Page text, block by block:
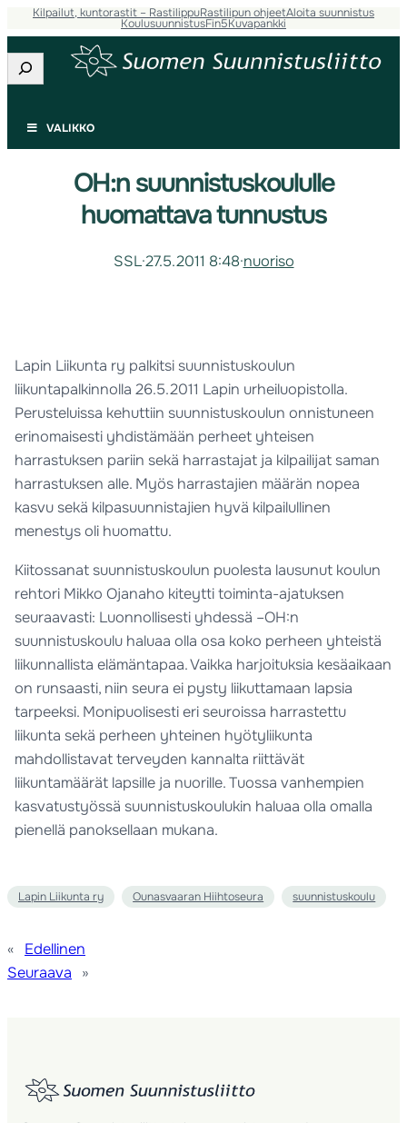
Kilpailut, kuntorastit – RastilippuRastilipun ohjeetAloita suunnistus
KoulusuunnistusFin5Kuvapankki
Etsi
VALIKKO
OH:n suunnistuskoululle
huomattava tunnustus
SSL·27.5.2011 8:48·nuoriso
Lapin Liikunta ry palkitsi suunnistuskoulun
liikuntapalkinnolla 26.5.2011 Lapin urheiluopistolla.
Perusteluissa kehuttiin suunnistuskoulun onnistuneen
erinomaisesti yhdistämään perheet yhteisen
harrastuksen pariin sekä harrastajat ja kilpailijat saman
harrastuksen alle. Myös harrastajien määrän nopea
kasvu sekä kilpasuunnistajien hyvä kilpailullinen
menestys oli huomattu.
Kiitossanat suunnistuskoulun puolesta lausunut koulun
rehtori Mikko Ojanaho kiteytti toiminta-ajatuksen
seuraavasti: Luonnollisesti yhdessä –OH:n
suunnistuskoulu haluaa olla osa koko perheen yhteistä
liikunnallista elämäntapaa. Vaikka harjoituksia kesäaikaan
on runsaasti, niin seura ei pysty liikuttamaan lapsia
tarpeeksi. Monipuolisesti eri seuroissa harrastettu
liikunta sekä perheen yhteinen hyötyliikunta
mahdollistavat terveyden kannalta riittävät
liikuntamäärät lapsille ja nuorille. Tuossa vanhempien
kasvatustyössä suunnistuskoulukin haluaa olla omalla
pienellä panoksellaan mukana.
Lapin Liikunta ry Ounasvaaran Hiihtoseura suunnistuskoulu
«
Edellinen
Seuraava
»